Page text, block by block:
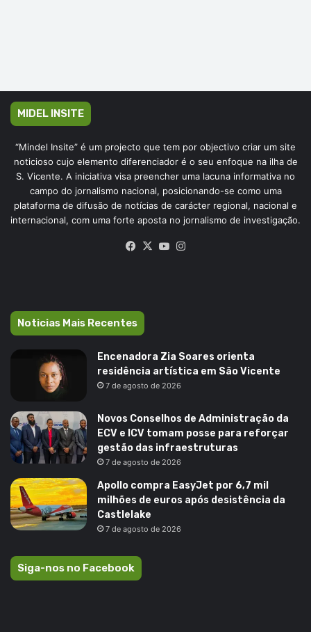
MIDEL INSITE
“Mindel Insite” é um projecto que tem por objectivo criar um site
noticioso cujo elemento diferenciador é o seu enfoque na ilha de
S. Vicente. A iniciativa visa preencher uma lacuna informativa no
campo do jornalismo nacional, posicionando-se como uma
plataforma de difusão de notícias de carácter regional, nacional e
internacional, com uma forte aposta no jornalismo de investigação.
Facebook
X YouTube
Noticias Mais Recentes
Encenadora Zia Soares orienta
residência artística em São Vicente
7 de agosto de 2026
Novos Conselhos de Administração da
ECV e ICV tomam posse para reforçar
gestão das infraestruturas
7 de agosto de 2026
Apollo compra EasyJet por 6,7 mil
milhões de euros após desistência da
Castlelake
7 de agosto de 2026
Siga-nos no Facebook